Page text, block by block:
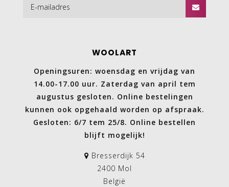
WOOLART
Openingsuren: woensdag en vrijdag van
14.00-17.00 uur. Zaterdag van april tem
augustus gesloten. Online bestelingen
kunnen ook opgehaald worden op afspraak.
Gesloten: 6/7 tem 25/8. Online bestellen
blijft mogelijk!
Bresserdijk 54
2400 Mol
België